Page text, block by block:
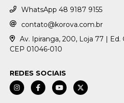
WhatsApp 48 9187 9155
contato@korova.com.br
Av. Ipiranga, 200, Loja 77 | Ed.
CEP 01046-010
REDES SOCIAIS